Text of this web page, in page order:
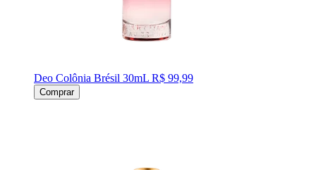
Deo Colônia Brésil 30mL R$ 99,99
Comprar